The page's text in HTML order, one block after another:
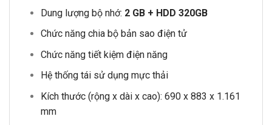
Dung lượng bộ nhớ: 2 GB + HDD 320GB
Chức năng chia bộ bản sao điện tử
Chức năng tiết kiệm điện năng
Hệ thống tái sử dụng mực thải
Kích thước (rộng x dài x cao): 690 x 883 x 1.161
mm